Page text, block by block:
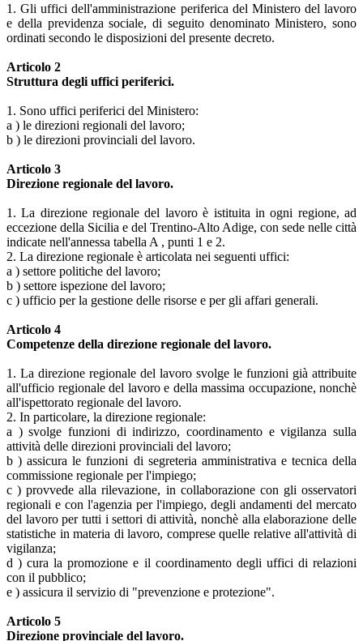
1. Gli uffici dell'amministrazione periferica del Ministero del lavoro
e della previdenza sociale, di seguito denominato Ministero, sono
ordinati secondo le disposizioni del presente decreto.
Articolo 2
Struttura degli uffici periferici.
1. Sono uffici periferici del Ministero:
a ) le direzioni regionali del lavoro;
b ) le direzioni provinciali del lavoro.
Articolo 3
Direzione regionale del lavoro.
1. La direzione regionale del lavoro è istituita in ogni regione, ad
eccezione della Sicilia e del Trentino-Alto Adige, con sede nelle città
indicate nell'annessa tabella A , punti 1 e 2.
2. La direzione regionale è articolata nei seguenti uffici:
a ) settore politiche del lavoro;
b ) settore ispezione del lavoro;
c ) ufficio per la gestione delle risorse e per gli affari generali.
Articolo 4
Competenze della direzione regionale del lavoro.
1. La direzione regionale del lavoro svolge le funzioni già attribuite
all'ufficio regionale del lavoro e della massima occupazione, nonchè
all'ispettorato regionale del lavoro.
2. In particolare, la direzione regionale:
a ) svolge funzioni di indirizzo, coordinamento e vigilanza sulla
attività delle direzioni provinciali del lavoro;
b ) assicura le funzioni di segreteria amministrativa e tecnica della
commissione regionale per l'impiego;
c ) provvede alla rilevazione, in collaborazione con gli osservatori
regionali e con l'agenzia per l'impiego, degli andamenti del mercato
del lavoro per tutti i settori di attività, nonchè alla elaborazione delle
statistiche in materia di lavoro, comprese quelle relative all'attività di
vigilanza;
d ) cura la promozione e il coordinamento degli uffici di relazioni
con il pubblico;
e ) assicura il servizio di "prevenzione e protezione".
Articolo 5
Direzione provinciale del lavoro.